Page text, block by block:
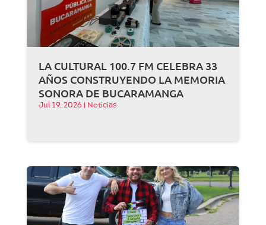
LA CULTURAL 100.7 FM CELEBRA 33
AÑOS CONSTRUYENDO LA MEMORIA
SONORA DE BUCARAMANGA
Jul 19, 2026 Noticias